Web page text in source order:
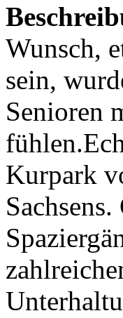
Wunsch,
sein,
Senioren
Kurpark